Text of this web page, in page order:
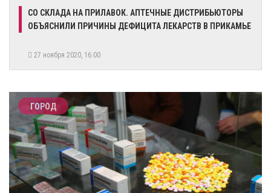
СО СКЛАДА НА ПРИЛАВОК. АПТЕЧНЫЕ ДИСТРИБЬЮТОРЫ
ОБЪЯСНИЛИ ПРИЧИНЫ ДЕФИЦИТА ЛЕКАРСТВ В ПРИКАМЬЕ
27 ноября 2020, 16:00
ГОРОД